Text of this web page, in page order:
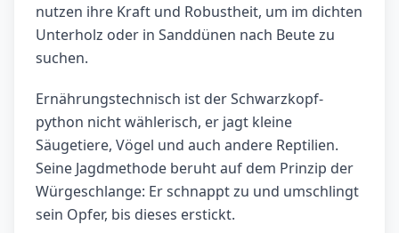
nutzen ihre Kraft und Robustheit, um im dichten
Unterholz oder in Sanddünen nach Beute zu
suchen.
Ernährungstechnisch ist der Schwarz­kopf­
python nicht wählerisch, er jagt kleine
Säugetiere, Vögel und auch andere Reptilien.
Seine Jagdmethode beruht auf dem Prinzip der
Würgeschlange: Er schnappt zu und umschlingt
sein Opfer, bis dieses erstickt.